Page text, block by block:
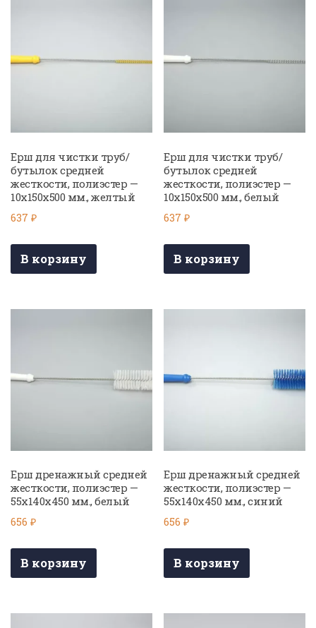
Ерш для чистки труб/
бутылок средней
жесткости, полиэстер —
10х150х500 мм., желтый
637 ₽
В корзину
Ерш для чистки труб/
бутылок средней
жесткости, полиэстер —
10х150х500 мм., белый
637₽
В корзину
Ерш дренажный средней
жесткости, полиэстер —
55х140х450 мм., белый
656 ₽
В корзину
Ерш дренажный средней
жесткости, полиэстер —
55х140х450 мм., синий
656₽
В корзину